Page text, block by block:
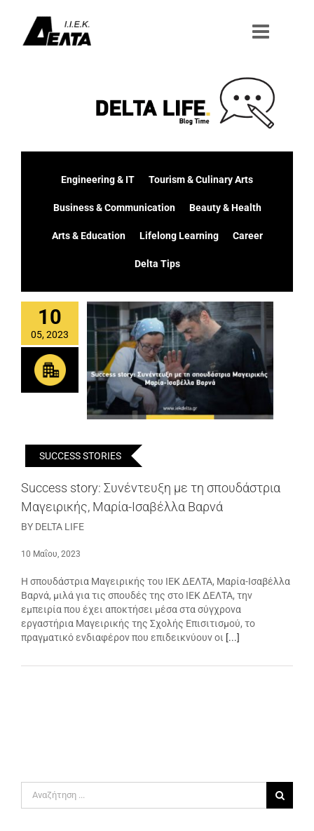
περιεχόμενο
Engineering & IT Tourism & Culinary Arts
Business & Communication Beauty & Health
Arts & Education Lifelong Learning Career
Delta Tips
10
05, 2023
SUCCESS STORIES
Success story: Συνέντευξη με τη σπουδάστρια
Μαγειρικής, Μαρία-Ισαβέλλα Βαρνά
BY DELTA LIFE
10 Μαΐου, 2023
Η σπουδάστρια Μαγειρικής του ΙΕΚ ΔΕΛΤΑ, Μαρία-Ισαβέλλα
Βαρνά, μιλά για τις σπουδές της στο ΙΕΚ ΔΕΛΤΑ, την
εμπειρία που έχει αποκτήσει μέσα στα σύγχρονα
εργαστήρια Μαγειρικής της Σχολής Επισιτισμού, το
πραγματικό ενδιαφέρον που επιδεικνύουν οι [...]
για: